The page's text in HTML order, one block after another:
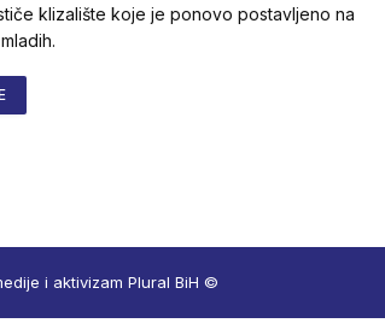
klizalište koje je ponovo postavljeno na
i aktivizam Plural BiH ©